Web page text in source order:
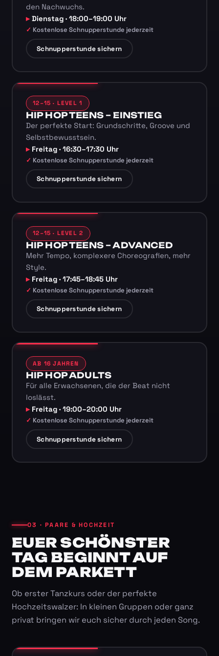
den Nachwuchs.
Dienstag · 18:00–19:00 Uhr
Kostenlose Schnupperstunde jederzeit
Schnupperstunde sichern
12–15 · LEVEL 1
HIP HOP TEENS – EINSTIEG
Der perfekte Start: Grundschritte, Groove und
Selbstbewusstsein.
Freitag · 16:30–17:30 Uhr
Kostenlose Schnupperstunde jederzeit
Schnupperstunde sichern
12–15 · LEVEL 2
HIP HOP TEENS – ADVANCED
Mehr Tempo, komplexere Choreografien, mehr
Style.
Freitag · 17:45–18:45 Uhr
Kostenlose Schnupperstunde jederzeit
Schnupperstunde sichern
AB 16 JAHREN
HIP HOP ADULTS
Für alle Erwachsenen, die der Beat nicht
loslässt.
Freitag · 19:00–20:00 Uhr
Kostenlose Schnupperstunde jederzeit
Schnupperstunde sichern
03 · PAARE & HOCHZEIT
EUER SCHÖNSTER
TAG BEGINNT AUF
DEM PARKETT
Ob erster Tanzkurs oder der perfekte
Hochzeitswalzer: In kleinen Gruppen oder ganz
privat bringen wir euch sicher durch jeden Song.